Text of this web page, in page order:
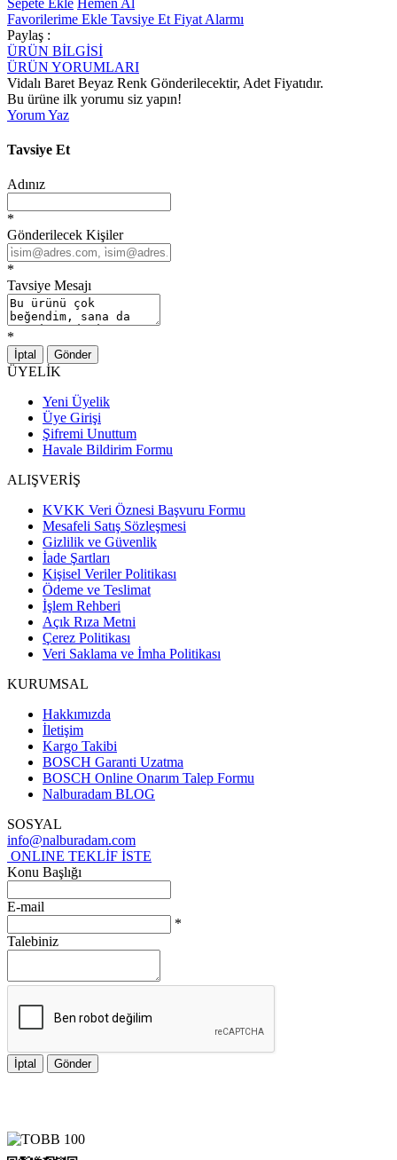
Favorilerime Ekle Tavsiye Et Fiyat Alarmı
Paylaş :
ÜRÜN BİLGİSİ
ÜRÜN YORUMLARI
Vidalı Baret Beyaz Renk Gönderilecektir, Adet Fiyatıdır.
Bu ürüne ilk yorumu siz yapın!
Yorum Yaz
Tavsiye Et
Adınız
*
Gönderilecek Kişiler
*
Tavsiye Mesajı
*
İptal Gönder
ÜYELİK
Yeni Üyelik
Üye Girişi
Şifremi Unuttum
Havale Bildirim Formu
ALIŞVERİŞ
KVKK Veri Öznesi Başvuru Formu
Mesafeli Satış Sözleşmesi
Gizlilik ve Güvenlik
İade Şartları
Kişisel Veriler Politikası
Ödeme ve Teslimat
İşlem Rehberi
Açık Rıza Metni
Çerez Politikası
Veri Saklama ve İmha Politikası
KURUMSAL
Hakkımızda
İletişim
Kargo Takibi
BOSCH Garanti Uzatma
BOSCH Online Onarım Talep Formu
Nalburadam BLOG
SOSYAL
info@nalburadam.com
ONLINE TEKLİF İSTE
Konu Başlığı
E-mail
*
Talebiniz
İptal Gönder